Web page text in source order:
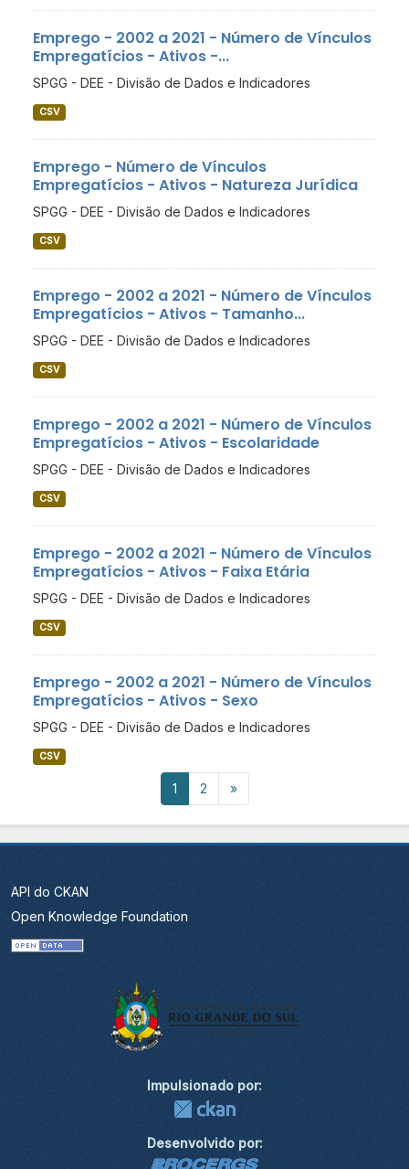
Emprego - 2002 a 2021 - Número de Vínculos
Empregatícios - Ativos -...
SPGG - DEE - Divisão de Dados e Indicadores
CSV
Emprego - Número de Vínculos
Empregatícios - Ativos - Natureza Jurídica
SPGG - DEE - Divisão de Dados e Indicadores
CSV
Emprego - 2002 a 2021 - Número de Vínculos
Empregatícios - Ativos - Tamanho...
SPGG - DEE - Divisão de Dados e Indicadores
CSV
Emprego - 2002 a 2021 - Número de Vínculos
Empregatícios - Ativos - Escolaridade
SPGG - DEE - Divisão de Dados e Indicadores
CSV
Emprego - 2002 a 2021 - Número de Vínculos
Empregatícios - Ativos - Faixa Etária
SPGG - DEE - Divisão de Dados e Indicadores
CSV
Emprego - 2002 a 2021 - Número de Vínculos
Empregatícios - Ativos - Sexo
SPGG - DEE - Divisão de Dados e Indicadores
CSV
1 2 »
API do CKAN
Open Knowledge Foundation
Impulsionado por:
Desenvolvido por: